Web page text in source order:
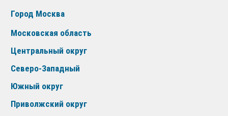
Город Москва
Московская область
Центральный округ
Северо-Западный
Южный округ
Приволжский округ